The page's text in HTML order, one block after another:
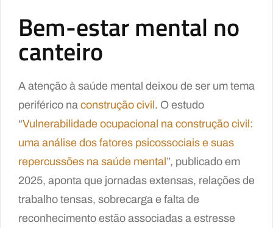
Bem-estar mental no
canteiro
A atenção à saúde mental deixou de ser um tema
periférico na construção civil. O estudo
“Vulnerabilidade ocupacional na construção civil:
uma análise dos fatores psicossociais e suas
repercussões na saúde mental”, publicado em
2025, aponta que jornadas extensas, relações de
trabalho tensas, sobrecarga e falta de
reconhecimento estão associadas a estresse